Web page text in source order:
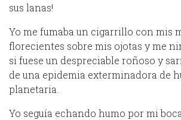
sus lanas!
Yo me fumaba un cigarrillo con mis
florecientes sobre mis ojotas y me
si fuese un despreciable roñoso y
de una epidemia exterminadora de
planetaria.
Yo seguía echando humo por mi